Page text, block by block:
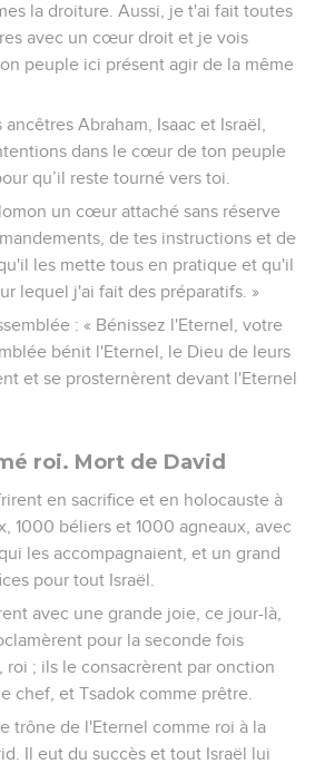
la droiture. Aussi, je t'ai fait toutes
avec un cœur droit et je vois
peuple ici présent agir de la même
Abraham, Isaac et Israël,
dans le cœur de ton peuple
qu’il reste tourné vers toi.
un cœur attaché sans réserve
de tes instructions et de
les mette tous en pratique et qu'il
lequel j'ai fait des préparatifs. »
: « Bénissez l'Eternel, votre
bénit l'Eternel, le Dieu de leurs
et se prosternèrent devant l'Eternel
roi. Mort de David
en sacrifice et en holocauste à
1000 béliers et 1000 agneaux, avec
les accompagnaient, et un grand
pour tout Israël.
avec une grande joie, ce jour-là,
pour la seconde fois
roi ; ils le consacrèrent par onction
chef, et Tsadok comme prêtre.
trône de l'Eternel comme roi à la
Il eut du succès et tout Israël lui